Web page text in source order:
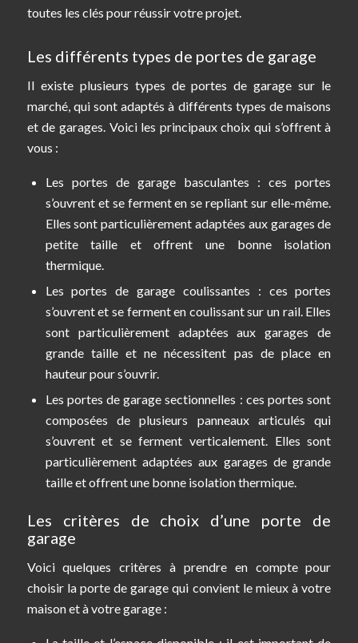
toutes les clés pour réussir votre projet.
Les différents types de portes de garage
Il existe plusieurs types de portes de garage sur le
marché, qui sont adaptés à différents types de maisons
et de garages. Voici les principaux choix qui s’offrent à
vous :
Les portes de garage basculantes : ces portes
s’ouvrent et se ferment en se repliant sur elle-même.
Elles sont particulièrement adaptées aux garages de
petite taille et offrent une bonne isolation
thermique.
Les portes de garage coulissantes : ces portes
s’ouvrent et se ferment en coulissant sur un rail. Elles
sont particulièrement adaptées aux garages de
grande taille et ne nécessitent pas de place en
hauteur pour s’ouvrir.
Les portes de garage sectionnelles : ces portes sont
composées de plusieurs panneaux articulés qui
s’ouvrent et se ferment verticalement. Elles sont
particulièrement adaptées aux garages de grande
taille et offrent une bonne isolation thermique.
Les critères de choix d’une porte de
garage
Voici quelques critères à prendre en compte pour
choisir la porte de garage qui convient le mieux à votre
maison et à votre garage :